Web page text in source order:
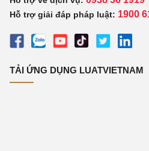
Hỗ trợ giải đáp pháp luật: 1900
TẢI ỨNG DỤNG LUATVIETNAM